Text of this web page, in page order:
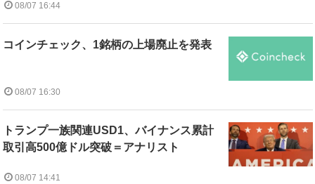
08/07 16:44
コインチェック、1銘柄の上場廃止を発表
08/07 16:30
トランプ一族関連USD1、バイナンス累計
取引高500億ドル突破＝アナリスト
08/07 14:41